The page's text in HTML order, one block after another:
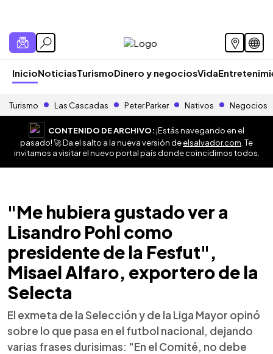
InicioNoticiasTurismoDinero y negociosVida
Turismo Las Cascadas Peter Parker Nativos Negocios
CONTENIDO DE ARCHIVO:¡Estás navegando en el
pasado! 🚀 Da el salto a la nueva versión deelsalvador.com . Te
invitamos a visitar el nuevo portal país donde coincidimos todos.
"Me hubiera gustado ver a
Lisandro Pohl como
presidente de la Fesfut",
Misael Alfaro, exportero de la
Selecta
El exmeta de la Selección y de la Liga Mayor opinó
sobre lo que pasa en el futbol nacional, dejando
varias frases durisimas: "En el Comité, no debe